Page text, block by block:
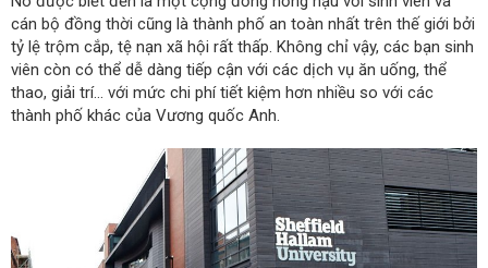
cán bộ đồng thời cũng là thành phố an toàn nhất trên thế giới bởi
tỷ lệ trộm cắp, tệ nạn xã hội rất thấp. Không chỉ vậy, các bạn sinh
viên còn có thể dễ dàng tiếp cận với các dịch vụ ăn uống, thể
thao, giải trí… với mức chi phí tiết kiệm hơn nhiều so với các
thành phố khác của Vương quốc Anh.